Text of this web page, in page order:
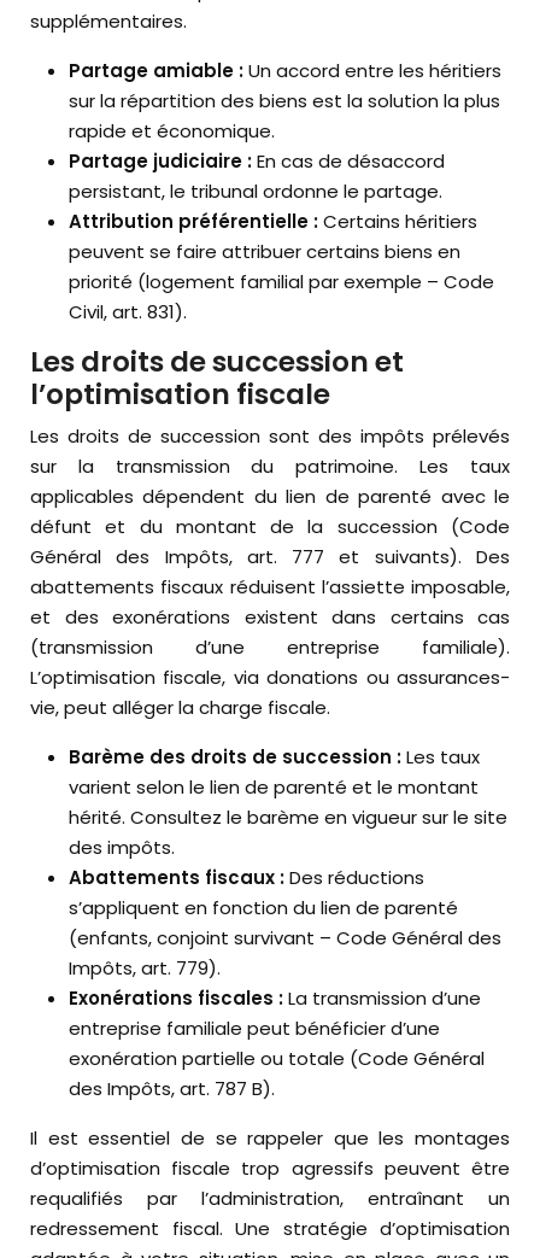
supplémentaires.
Partage amiable :Un accord entre les héritiers
sur la répartition des biens est la solution la plus
rapide et économique.
Partage judiciaire :En cas de désaccord
persistant, le tribunal ordonne le partage.
Attribution préférentielle :Certains héritiers
peuvent se faire attribuer certains biens en
priorité (logement familial par exemple – Code
Civil, art. 831).
Les droits de succession et
l’optimisation fiscale
Les droits de succession sont des impôts prélevés
sur la transmission du patrimoine. Les taux
applicables dépendent du lien de parenté avec le
défunt et du montant de la succession (Code
Général des Impôts, art. 777 et suivants). Des
abattements fiscaux réduisent l’assiette imposable,
et des exonérations existent dans certains cas
(transmission d’une entreprise familiale).
L’optimisation fiscale, via donations ou assurances-
vie, peut alléger la charge fiscale.
Barème des droits de succession :Les taux
varient selon le lien de parenté et le montant
hérité. Consultez le barème en vigueur sur le site
des impôts.
Abattements fiscaux :Des réductions
s’appliquent en fonction du lien de parenté
(enfants, conjoint survivant – Code Général des
Impôts, art. 779).
Exonérations fiscales :La transmission d’une
entreprise familiale peut bénéficier d’une
exonération partielle ou totale (Code Général
des Impôts, art. 787 B).
Il est essentiel de se rappeler que les montages
d’optimisation fiscale trop agressifs peuvent être
requalifiés par l’administration, entraînant un
redressement fiscal. Une stratégie d’optimisation